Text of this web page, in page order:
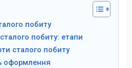
побиту
побиту: етапи
сталого побиту
оформлення